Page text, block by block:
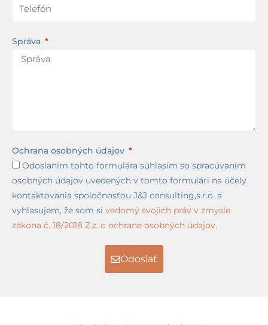
Správa
Ochrana osobných údajov
Odoslaním tohto formulára súhlasím so spracúvaním
osobných údajov uvedených v tomto formulári na účely
kontaktovania spoločnosťou J&J consulting,s.r.o. a
vyhlasujem, že som si vedomý svojich práv v zmysle
zákona č. 18/2018 Z.z. o ochrane osobných údajov.
Odoslať